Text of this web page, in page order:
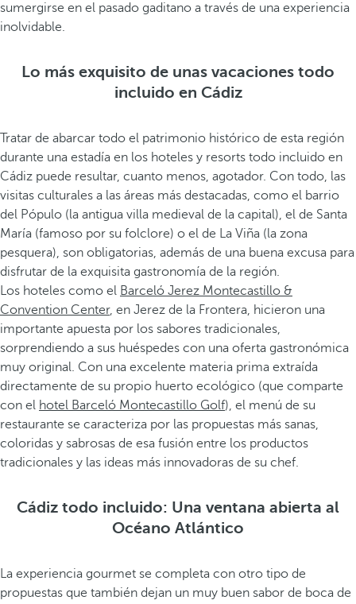
sumergirse en el pasado gaditano a través de una experiencia
inolvidable.
Lo más exquisito de unas vacaciones todo
incluido en Cádiz
Tratar de abarcar todo el patrimonio histórico de esta región
durante una estadía en los hoteles y resorts todo incluido en
Cádiz puede resultar, cuanto menos, agotador. Con todo, las
visitas culturales a las áreas más destacadas, como el barrio
del Pópulo (la antigua villa medieval de la capital), el de Santa
María (famoso por su folclore) o el de La Viña (la zona
pesquera), son obligatorias, además de una buena excusa para
disfrutar de la exquisita gastronomía de la región.
Los hoteles como el Barceló Jerez Montecastillo &
Convention Center, en Jerez de la Frontera, hicieron una
importante apuesta por los sabores tradicionales,
sorprendiendo a sus huéspedes con una oferta gastronómica
muy original. Con una excelente materia prima extraída
directamente de su propio huerto ecológico (que comparte
con el hotel Barceló Montecastillo Golf), el menú de su
restaurante se caracteriza por las propuestas más sanas,
coloridas y sabrosas de esa fusión entre los productos
tradicionales y las ideas más innovadoras de su chef.
Cádiz todo incluido: Una ventana abierta al
Océano Atlántico
La experiencia gourmet se completa con otro tipo de
propuestas que también dejan un muy buen sabor de boca de